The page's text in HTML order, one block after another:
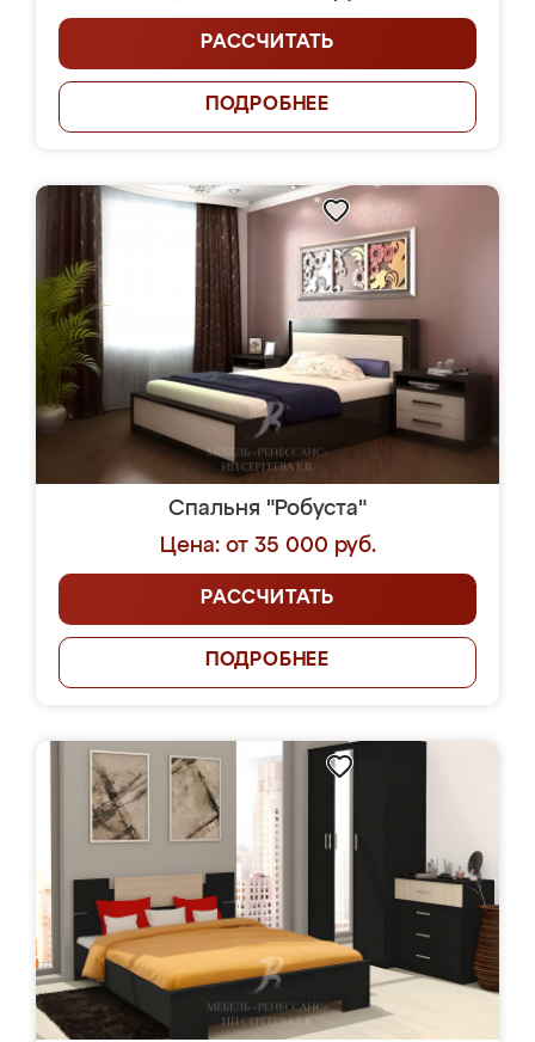
РАССЧИТАТЬ
ПОДРОБНЕЕ
Спальня "Робуста"
Цена: от 35 000 руб.
РАССЧИТАТЬ
ПОДРОБНЕЕ